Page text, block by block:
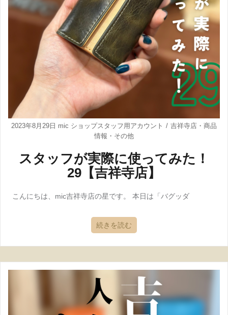
2023年8月29日 mic ショップスタッフ用アカウント 吉祥寺店 ・ 商品
情報 ・ その他
スタッフが実際に使ってみた！
29【吉祥寺店】
こんにちは、mic吉祥寺店の星です。 本日は「バグッダ
続きを読む